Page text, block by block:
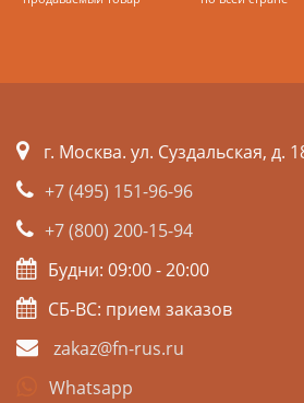
г. Москва. ул. Суздальская, д.
+7 (495) 151-96-96
+7 (800) 200-15-94
Будни: 09:00 - 20:00
СБ-ВС: прием заказов
zakaz@fn-rus.ru
Whatsapp